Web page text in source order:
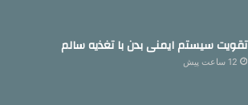
تقویت سیستم ایمنی بدن با تغذیه سالم
12 ساعت پیش